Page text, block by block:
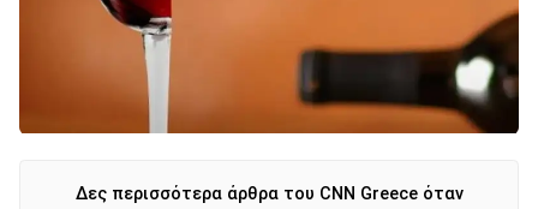
Δες περισσότερα άρθρα του CNN Greece όταν